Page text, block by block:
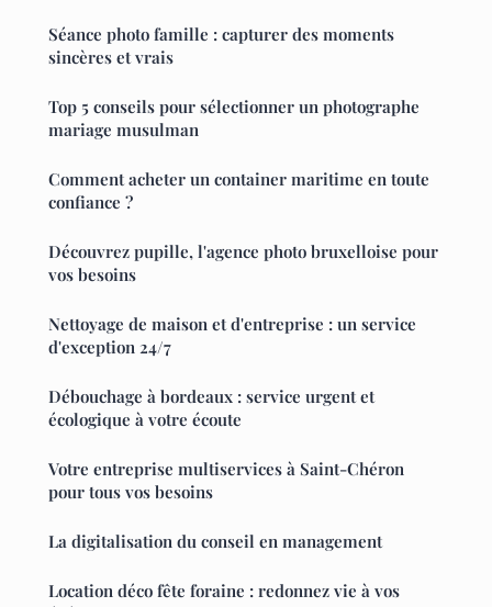
Séance photo famille : capturer des moments
sincères et vrais
Top 5 conseils pour sélectionner un photographe
mariage musulman
Comment acheter un container maritime en toute
confiance ?
Découvrez pupille, l'agence photo bruxelloise pour
vos besoins
Nettoyage de maison et d'entreprise : un service
d'exception 24/7
Débouchage à bordeaux : service urgent et
écologique à votre écoute
Votre entreprise multiservices à Saint-Chéron
pour tous vos besoins
La digitalisation du conseil en management
Location déco fête foraine : redonnez vie à vos